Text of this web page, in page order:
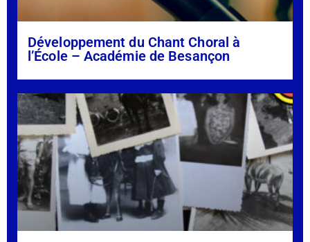
Développement du Chant Choral à
l’École – Académie de Besançon